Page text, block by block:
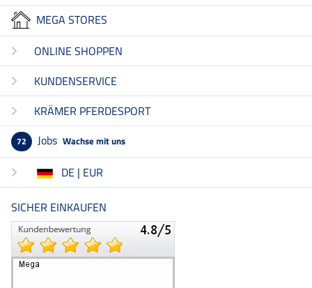
MEGA STORES
ONLINE SHOPPEN
KUNDENSERVICE
KRÄMER PFERDESPORT
72 Jobs Wachse mit uns
DE | EUR
SICHER EINKAUFEN